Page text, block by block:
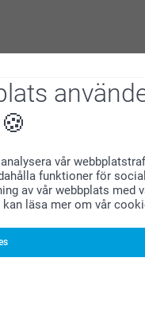
vår
funktioner för
av vår webbplats med
läsa mer om vår